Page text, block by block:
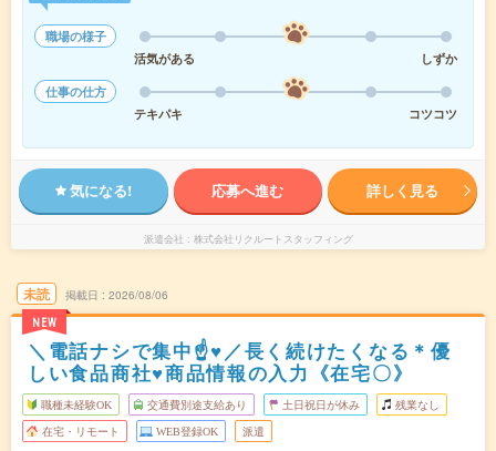
職場の様子
活気がある
しずか
仕事の仕方
テキパキ
コツコツ
気になる! 応募へ進む 詳しく見る
派遣会社 株式会社リクルートスタッフィング
未読
NEW
掲載日 2026/08/06
＼電話ナシで集中☝♥／長く続けたくなる＊優
しい食品商社♥商品情報の入力《在宅〇》
職種未経験OK 交通費別途支給あり 土日祝日が休み 残業なし
在宅・リモート WEB登録OK 派遣